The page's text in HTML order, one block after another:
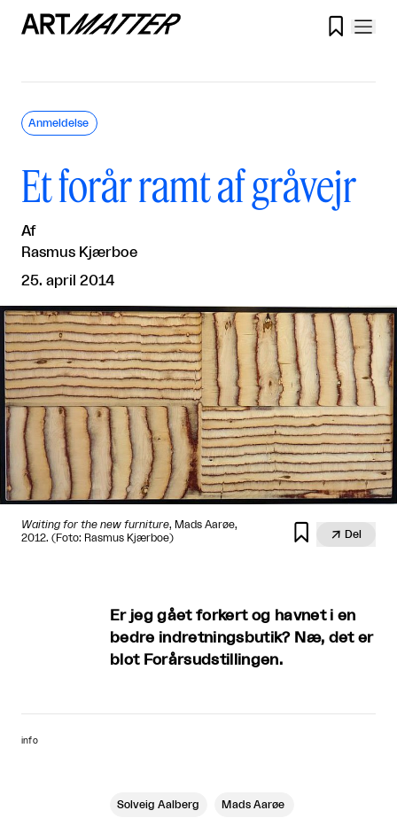

Et forår ramt af gråvejr
Af
Rasmus Kjærboe
25. april 2014
Anmeldelse
Waiting for the new furniture, Mads Aarøe,
2012. (Foto: Rasmus Kjærboe)
  Del
Er jeg gået forkert og havnet i en
bedre indretningsbutik? Næ, det er
blot Forårsudstillingen.
info
Solveig Aalberg Mads Aarøe